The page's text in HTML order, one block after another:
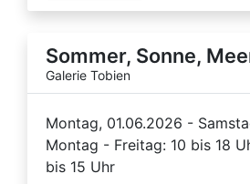
Sommer, Sonne,
Galerie Tobien
Montag, 01.06.2026 -
Montag - Freitag: 10 bis 18
bis 15 Uhr